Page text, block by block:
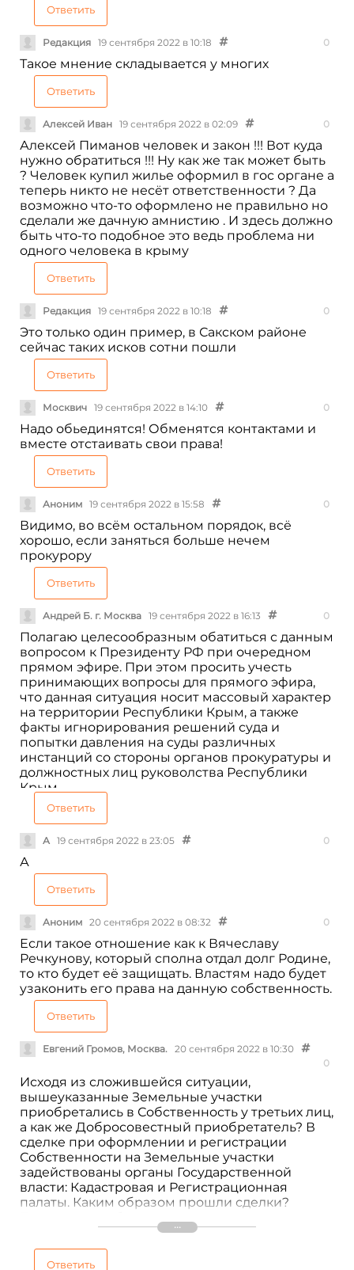
Ответить
Редакция 19 сентября 2022 в 10:18 0
Такое мнение складывается у многих
Ответить
Алексей Иван 19 сентября 2022 в 02:09 0
Алексей Пиманов человек и закон !!! Вот куда
нужно обратиться !!! Ну как же так может быть
? Человек купил жилье оформил в гос органе а
теперь никто не несёт ответственности ? Да
возможно что-то оформлено не правильно но
сделали же дачную амнистию . И здесь должно
быть что-то подобное это ведь проблема ни
одного человека в крыму
Ответить
Редакция 19 сентября 2022 в 10:18 0
Это только один пример, в Сакском районе
сейчас таких исков сотни пошли
Ответить
Москвич 19 сентября 2022 в 14:10 0
Надо обьединятся! Обменятся контактами и
вместе отстаивать свои права!
Ответить
Аноним 19 сентября 2022 в 15:58 0
Видимо, во всём остальном порядок, всё
хорошо, если заняться больше нечем
прокурору
Ответить
Андрей Б. г. Москва 19 сентября 2022 в 16:13 0
Полагаю целесообразным обатиться с данным
вопросом к Президенту РФ при очередном
прямом эфире. При этом просить учесть
принимающих вопросы для прямого эфира,
что данная ситуация носит массовый характер
на территории Республики Крым, а также
факты игнорирования решений суда и
попытки давления на суды различных
инстанций со стороны органов прокуратуры и
должностных лиц руковолства Республики
Крым.
Ответить
А 19 сентября 2022 в 23:05 0
А
Ответить
Аноним 20 сентября 2022 в 08:32 0
Если такое отношение как к Вячеславу
Речкунову, который сполна отдал долг Родине,
то кто будет её защищать. Властям надо будет
узаконить его права на данную собственность.
Ответить
Евгений Громов, Москва. 20 сентября 2022 в 10:30
0
Исходя из сложившейся ситуации,
вышеуказанные Земельные участки
приобретались в Собственность у третьих лиц,
а как же Добросовестный приобретатель? В
сделке при оформлении и регистрации
Собственности на Земельные участки
задействованы органы Государственной
власти: Кадастровая и Регистрационная
палаты. Каким образом прошли сделки?
минимум в органах местного Управления, а не
терроризировать законопослушных граждан.
Ответить